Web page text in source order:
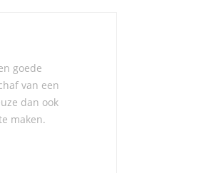
goede
van een
dan ook
maken.